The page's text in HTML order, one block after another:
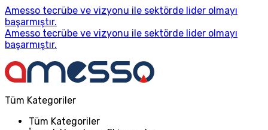
Amesso tecrübe ve vizyonu ile sektörde lider olmayı
başarmıştır.
Amesso tecrübe ve vizyonu ile sektörde lider olmayı
başarmıştır.
Tüm Kategoriler
Tüm Kategoriler